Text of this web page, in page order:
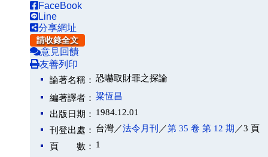
FaceBook
Line
分享網址
請收錄全文
意見回饋
友善列印
論著名稱： 恐嚇取財罪之探論
編著譯者： 粱恆昌
出版日期： 1984.12.01
刊登出處： 台灣／法令月刊 ／第 35 卷 第 12 期 ／3 頁
頁 數： 1